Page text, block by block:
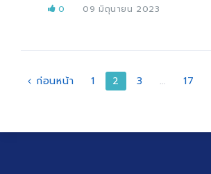
0 09 มิถุนายน 2023
แนะแนว
ก่อนหน้า 1 2 3 … 17